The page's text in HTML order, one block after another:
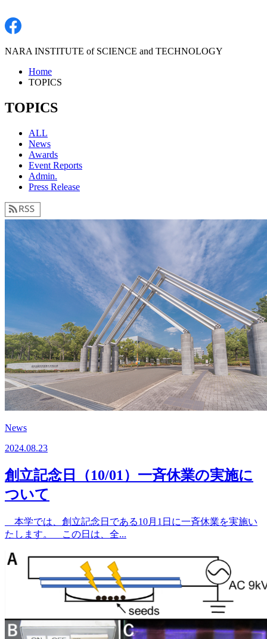
NARA INSTITUTE of SCIENCE and TECHNOLOGY
Home
TOPICS
TOPICS
ALL
News
Awards
Event Reports
Admin.
Press Release
News
2024.08.23
創立記念日（10/01）一斉休業の実施に
ついて
本学では、創立記念日である10月1日に一斉休業を実施い
たします。 この日は、全...